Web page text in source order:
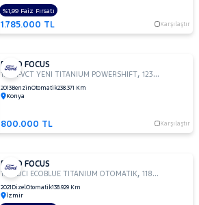
1.785.000 TL Karşılaştır
%1,99 Faiz Fırsatı
FORD FOCUS
1.6 TI-VCT YENI TITANIUM POWERSHIFT,123Hp
2013BenzinOtomatik238.371 Km
Konya
800.000 TL Karşılaştır
FORD FOCUS
1.5 TDCI ECOBLUE TITANIUM OTOMATIK,118Hp
2021 DizelOtomatik138.929 Km
İzmir